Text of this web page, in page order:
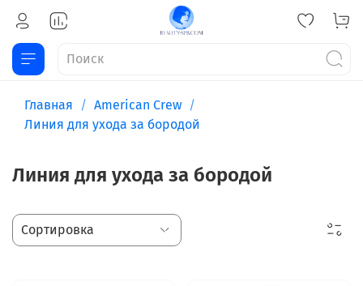
Главная
American Crew
Линия для ухода за бородой
Линия для ухода за бородой